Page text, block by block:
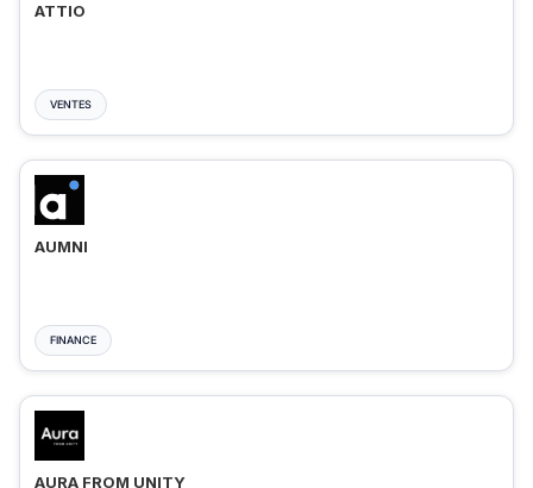
ATTIO
VENTES
AUMNI
FINANCE
AURA FROM UNITY